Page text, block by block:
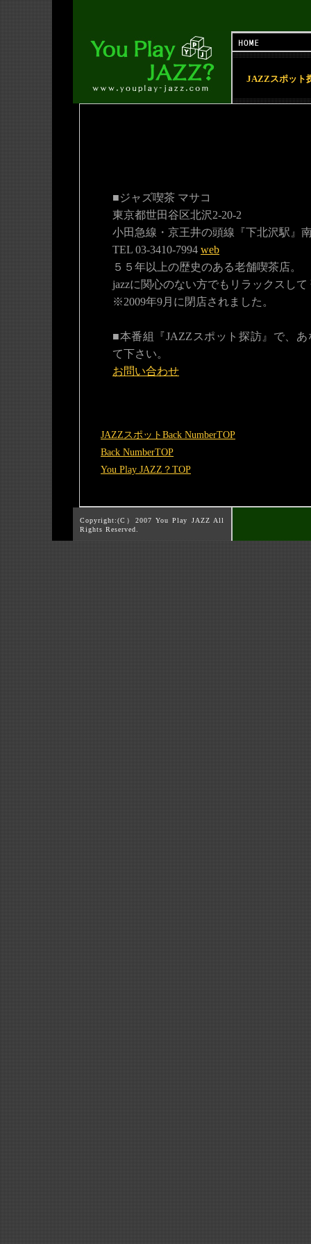
JAZZスポット
■ジャズ喫茶 マサコ
東京都世田谷区北沢2-20-2
小田急線・京王井の頭線『下北沢駅』
TEL 03-3410-7994 web
５５年以上の歴史のある老舗喫茶店。
jazzに関心のない方でもリラックスし
※2009年9月に閉店されました。
■本番組『JAZZスポット探訪』で、
て下さい。
お問い合わせ
JAZZスポットBack NumberTOP
Back NumberTOP
You Play JAZZ？TOP
Copyright:(C）2007 You Play JAZZ All
Rights Reserved.